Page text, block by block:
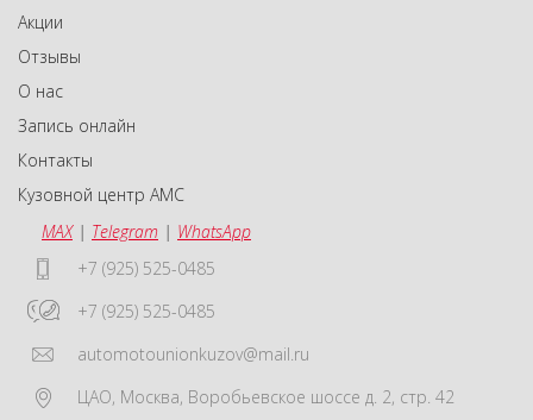
Акции
Отзывы
О нас
Запись онлайн
Контакты
Кузовной центр АМС
MAX| Telegram | WhatsApp
+7 (925) 525-0485
+7 (925) 525-0485
automotounionkuzov@mail.ru
ЦАО, Москва, Воробьевское шоссе д. 2, стр. 42